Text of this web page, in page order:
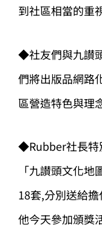
到社區相當的重
◆社友們與九讃
們將出版品網路
區營造特色與理
◆Rubber社長特
「九讃頭文化地
18套,分別送給
他今天參加頒獎